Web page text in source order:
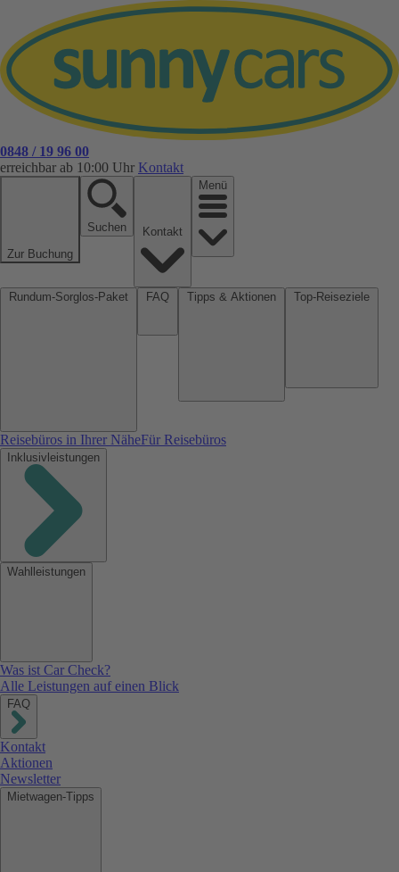
0848 / 19 96 00
erreichbar ab 10:00 Uhr Kontakt
Zur Buchung
Suchen
Menü
Reisebüros in Ihrer NäheFür Reisebüros
Inklusivleistungen
Wahlleistungen
Was ist Car Check?
Alle Leistungen auf einen Blick
FAQ
Kontakt
Aktionen
Newsletter
Mietwagen-Tipps